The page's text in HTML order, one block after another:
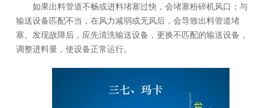
如果出料管道不畅或进料堵塞过快，会堵塞粉碎机风口；与
输送设备匹配不当，在风力减弱或无风后，会导致出料管道堵
塞。发现故障后，应先清洗输送设备，更换不匹配的输送设备，
调整进料量，使设备正常运行。